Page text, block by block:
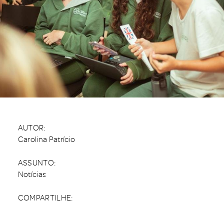
AUTOR:
Carolina Patrício
ASSUNTO:
Notícias
COMPARTILHE: